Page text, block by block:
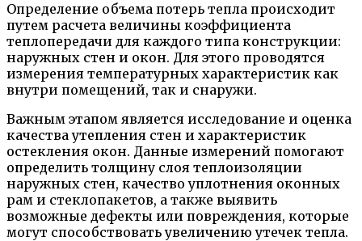
Определение объема потерь тепла происходит
путем расчета величины коэффициента
теплопередачи для каждого типа конструкции:
наружных стен и окон. Для этого проводятся
измерения температурных характеристик как
внутри помещений, так и снаружи.
Важным этапом является исследование и оценка
качества утепления стен и характеристик
остекления окон. Данные измерений помогают
определить толщину слоя теплоизоляции
наружных стен, качество уплотнения оконных
рам и стеклопакетов, а также выявить
возможные дефекты или повреждения, которые
могут способствовать увеличению утечек тепла.